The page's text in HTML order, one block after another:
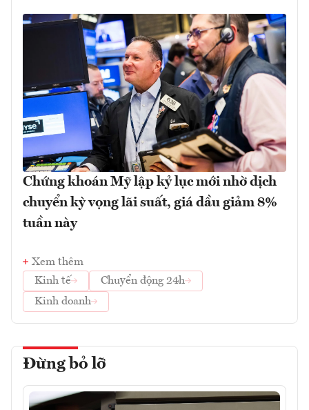
Chứng khoán Mỹ lập kỷ lục mới nhờ dịch
chuyển kỳ vọng lãi suất, giá dầu giảm 8%
tuần này
Xem thêm
Kinh tế
Chuyển động 24h
Kinh doanh
Đừng bỏ lỡ